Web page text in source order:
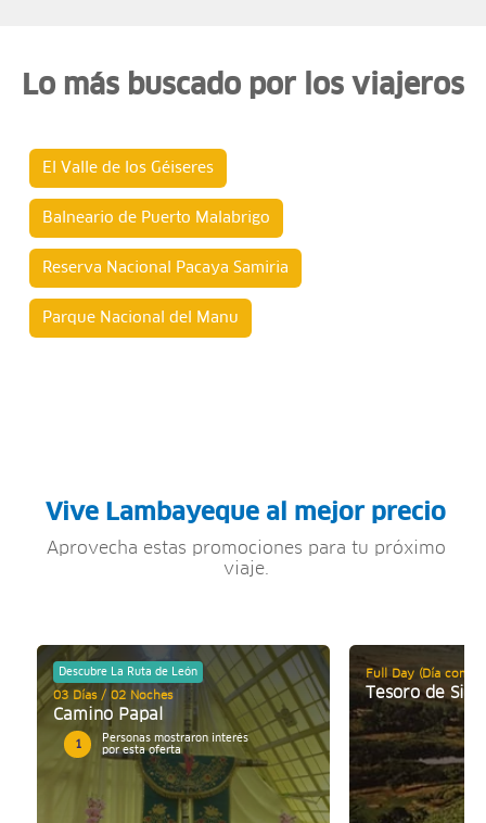
Lo más buscado por los viajeros
El Valle de los Géiseres
Balneario de Puerto Malabrigo
Reserva Nacional Pacaya Samiria
Parque Nacional del Manu
Vive Lambayeque al mejor precio
Aprovecha estas promociones para tu próximo
viaje.
Descubre La Ruta de León
03 Días / 02 Noches
Camino Papal
1
Personas mostraron interés
por esta oferta
Full Day (Día
Tesoro de